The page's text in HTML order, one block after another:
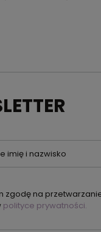
imię i nazwisko
zgodę na
polityce prywatności.